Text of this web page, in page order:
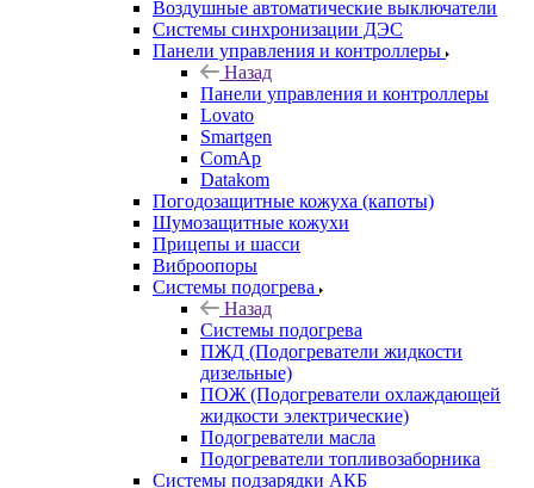
Воздушные автоматические выключатели
Системы синхронизации ДЭС
Панели управления и контроллеры
Назад
Панели управления и контроллеры
Lovato
Smartgen
ComAp
Datakom
Погодозащитные кожуха (капоты)
Шумозащитные кожухи
Прицепы и шасси
Виброопоры
Системы подогрева
Назад
Системы подогрева
ПЖД (Подогреватели жидкости
дизельные)
ПОЖ (Подогреватели охлаждающей
жидкости электрические)
Подогреватели масла
Подогреватели топливозаборника
Системы подзарядки АКБ